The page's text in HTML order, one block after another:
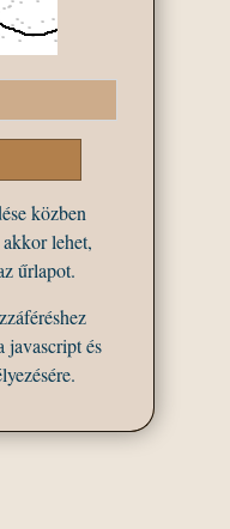
közben
lehet,
űrlapot.
javascript és